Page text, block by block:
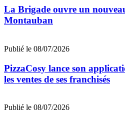
La Brigade ouvre un
Montauban
Publié le 08/07/2026
PizzaCosy lance son
les ventes de ses franchisés
Publié le 08/07/2026